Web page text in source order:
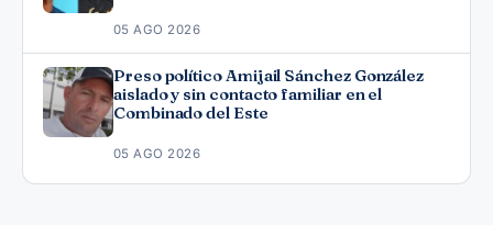
05 AGO 2026
Preso político Amijail Sánchez González
aislado y sin contacto familiar en el
Combinado del Este
05 AGO 2026